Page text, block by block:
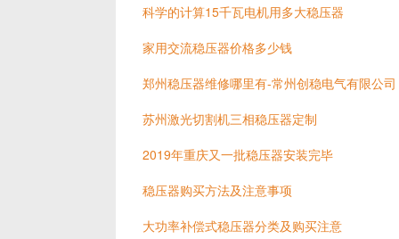
科学的计算15千瓦电机用多大稳压器
家用交流稳压器价格多少钱
郑州稳压器维修哪里有-常州创稳电气有限公司
苏州激光切割机三相稳压器定制
2019年重庆又一批稳压器安装完毕
稳压器购买方法及注意事项
大功率补偿式稳压器分类及购买注意